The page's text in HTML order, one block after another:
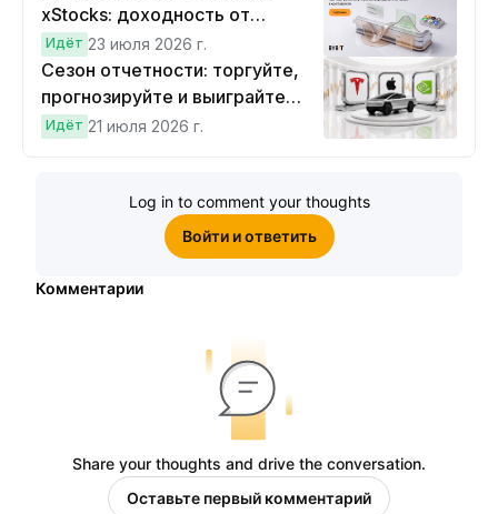
xStocks: доходность от
прогнозов
Идёт 23 июля 2026 г.
Сезон отчетности: торгуйте,
прогнозируйте и выиграйте
Cybertruck!
Идёт 21 июля 2026 г.
Log in to comment your thoughts
Войти и ответить
Комментарии
Share your thoughts and drive the conversation.
Оставьте первый комментарий